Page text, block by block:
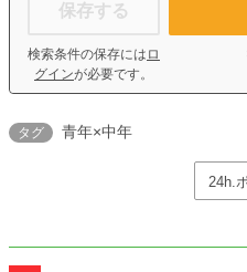
保存する
検索条件の保存には ロ
グインが必要です。
タグ 青年×中年